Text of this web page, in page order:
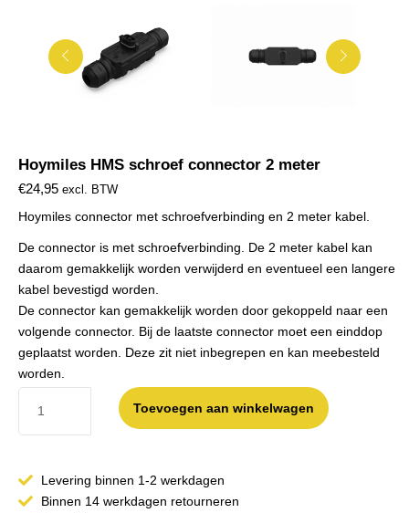
Hoymiles HMS schroef connector 2 meter
€24,95 excl. BTW
Hoymiles connector met schroefverbinding en 2 meter kabel.
De connector is met schroefverbinding. De 2 meter kabel kan
daarom gemakkelijk worden verwijderd en eventueel een langere
kabel bevestigd worden.
De connector kan gemakkelijk worden door gekoppeld naar een
volgende connector. Bij de laatste connector moet een einddop
geplaatst worden. Deze zit niet inbegrepen en kan meebesteld
worden.
Toevoegen aan winkelwagen
Levering binnen 1-2 werkdagen
Binnen 14 werkdagen retourneren